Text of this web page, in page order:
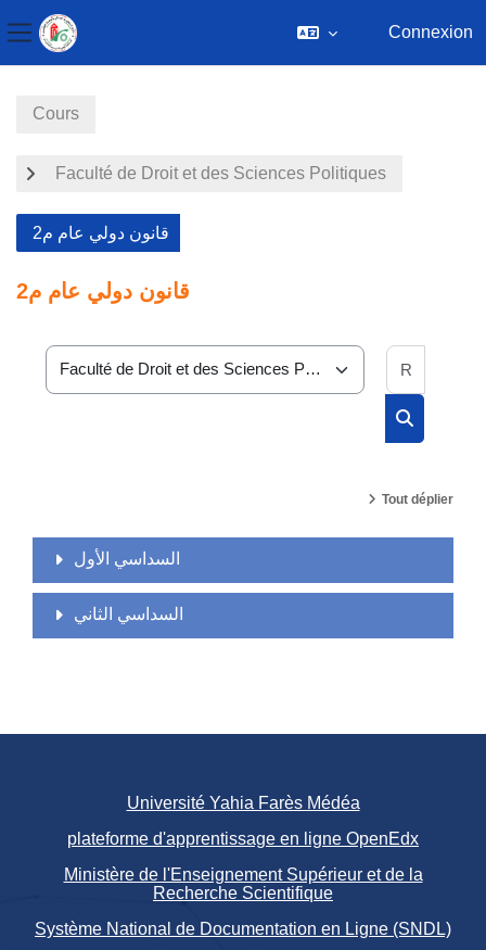
Panneau latéral
Connexion
Cours
Faculté de Droit et des Sciences Politiques
قانون دولي عام م2
قانون دولي عام م2
Catégories de cours
Tout déplier
السداسي الأول
السداسي الثاني
Université Yahia Farès Médéa
plateforme d'apprentissage en ligne OpenEdx
Ministère de l'Enseignement Supérieur et de la
Recherche Scientifique
Système National de Documentation en Ligne (SNDL)